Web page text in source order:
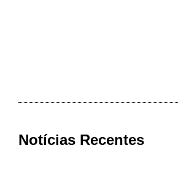
Notícias Recentes